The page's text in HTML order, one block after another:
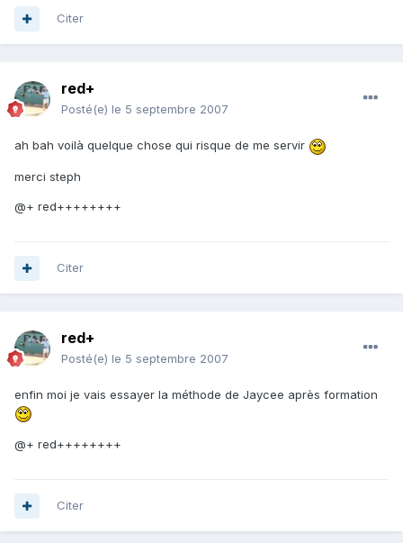
Citer
red+
Posté(e) le 5 septembre 2007
ah bah voilà quelque chose qui risque de me servir
merci steph
@+ red++++++++
Citer
red+
Posté(e) le 5 septembre 2007
enfin moi je vais essayer la méthode de Jaycee après formation
@+ red++++++++
Citer